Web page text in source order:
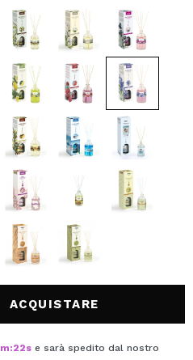
ACQUISTARE
m:22s e sarà spedito dal nostro